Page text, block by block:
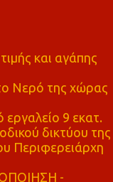
και αγάπης
Νερό της χώρας
εργαλείο 9 εκατ.
δικτύου της
Περιφερειάρχη
-